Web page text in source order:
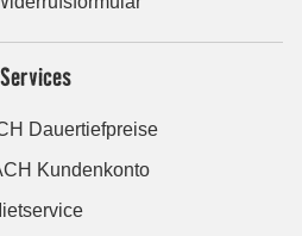
Services
Dauertiefpreise
Kundenkonto